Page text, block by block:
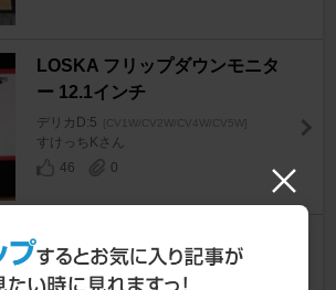
LOSKA フリップダウンモニタ
ー 12.1インチ
デリカD:5 [CV1W/CV2W/CV4W/CV5W]
すけっちKさん
46
0
TUFREQ ルーフキャリア